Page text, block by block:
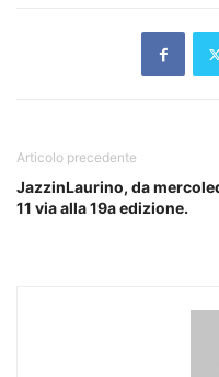
Articolo precedente
JazzinLaurino, da
11 via alla 19a edizione.